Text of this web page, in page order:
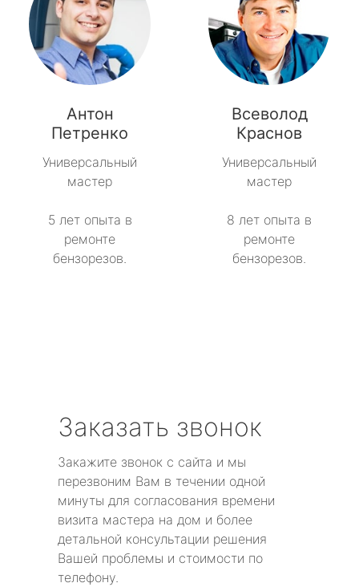
Антон
Петренко
Универсальный
мастер
5 лет опыта в
ремонте
бензорезов.
Всеволод
Краснов
Универсальный
мастер
8 лет опыта в
ремонте
бензорезов.
Заказать звонок
Закажите звонок с сайта и мы
перезвоним Вам в течении одной
минуты для согласования времени
визита мастера на дом и более
детальной консультации решения
Вашей проблемы и стоимости по
телефону.